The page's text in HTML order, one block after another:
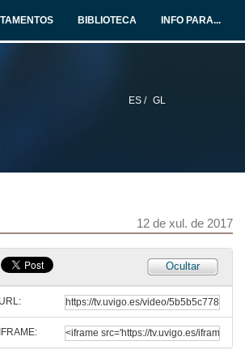
BIBLIOTECA INFO PARA...
ES / GL
12 de xul. de 2017
Ocultar
URL:
IFRAME:
Presentación de Ronald Barnett
12 de xul. de 2017
The Coming of the Ecological Learner
Question Time
Deseño curricular e pedagóxico
Rolda de preguntas